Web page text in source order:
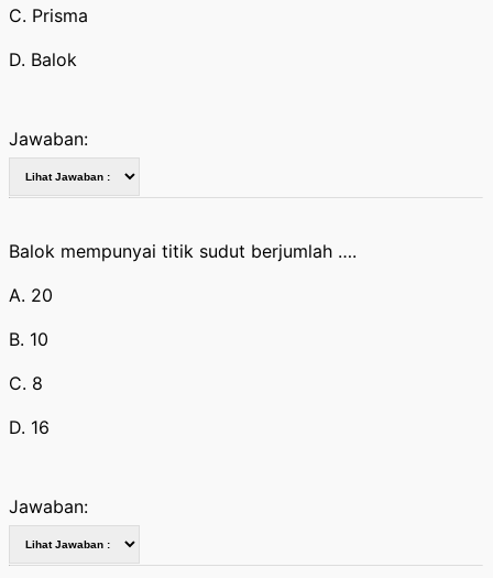
C. Prisma
D. Balok
Jawaban:
Balok mempunyai titik sudut berjumlah ….
A. 20
B. 10
C. 8
D. 16
Jawaban: